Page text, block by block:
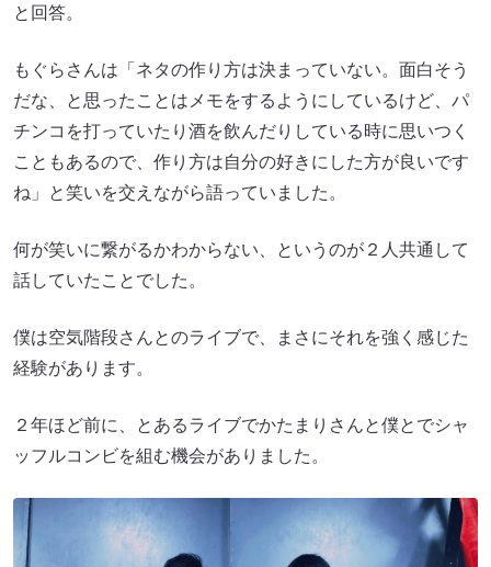
と回答。
もぐらさんは「ネタの作り方は決まっていない。面白そう
だな、と思ったことはメモをするようにしているけど、パ
チンコを打っていたり酒を飲んだりしている時に思いつく
こともあるので、作り方は自分の好きにした方が良いです
ね」と笑いを交えながら語っていました。
何が笑いに繋がるかわからない、というのが２人共通して
話していたことでした。
僕は空気階段さんとのライブで、まさにそれを強く感じた
経験があります。
２年ほど前に、とあるライブでかたまりさんと僕とでシャ
ッフルコンビを組む機会がありました。